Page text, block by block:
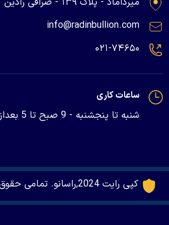
info@radinbullion.com
۰۲۱-۷۴۶۵۰
ساعات کاری
شنبه تا پنجشنبه - 9 صبح تا 5 بعدازظهر
کپی رایت 2024,راسانو. تمامی حقوق سایت محفوظ است.